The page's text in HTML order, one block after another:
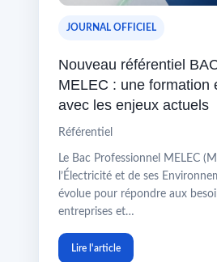
JOURNAL OFFICIEL
Nouveau référentiel
MELEC : une formation
avec les enjeux actuels
Référentiel
Le Bac Professionnel MELEC
l’Électricité et de ses
évolue pour répondre aux
entreprises et…
Lire l'article